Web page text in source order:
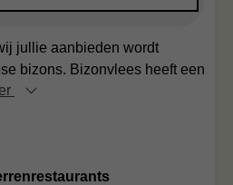
jullie aanbieden wordt
bizons. Bizonvlees heeft een